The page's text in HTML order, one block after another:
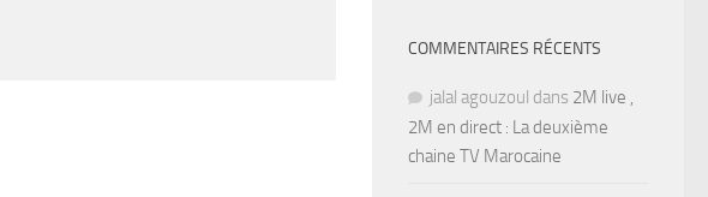
COMMENTAIRES RÉCENTS
jalal agouzoul dans 2M live ,
2M en direct : La deuxième
chaine TV Marocaine